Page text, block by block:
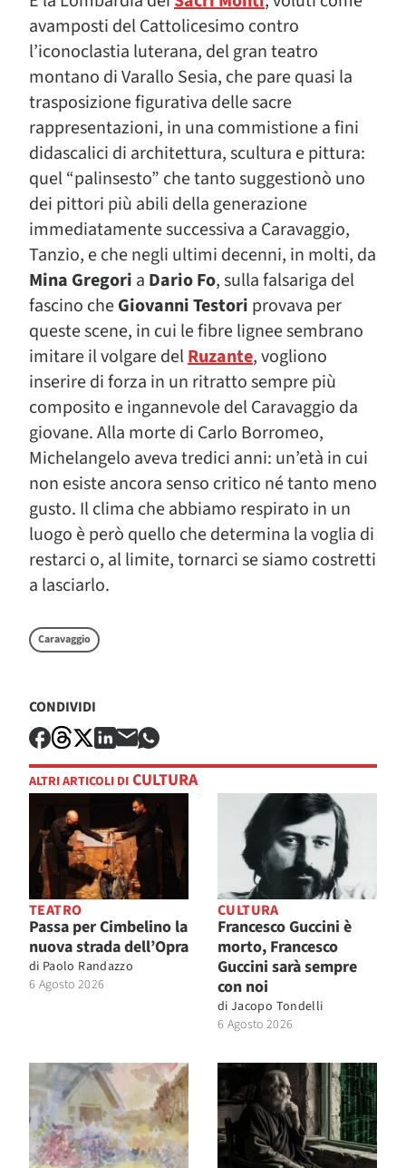
avamposti del Cattolicesimo contro
l’iconoclastia luterana, del gran teatro
montano di Varallo Sesia, che pare quasi la
trasposizione figurativa delle sacre
rappresentazioni, in una commistione a fini
didascalici di architettura, scultura e pittura:
quel “palinsesto” che tanto suggestionò uno
dei pittori più abili della generazione
immediatamente successiva a Caravaggio,
Tanzio, e che negli ultimi decenni, in molti, da
Mina Gregori a Dario Fo, sulla falsariga del
fascino cheGiovanni Testori provava per
queste scene, in cui le fibre lignee sembrano
imitare il volgare delRuzante, vogliono
inserire di forza in un ritratto sempre più
composito e ingannevole del Caravaggio da
giovane. Alla morte di Carlo Borromeo,
Michelangelo aveva tredici anni: un’età in cui
non esiste ancora senso critico né tanto meno
gusto. Il clima che abbiamo respirato in un
luogo è però quello che determina la voglia di
restarci o, al limite, tornarci se siamo costretti
a lasciarlo.
Caravaggio
CONDIVIDI
ALTRI ARTICOLI DI CULTURA
TEATRO
Passa per Cimbelino la
nuova strada dell’Opra
di Paolo Randazzo
6 Agosto 2026
CULTURA
Francesco Guccini è
morto, Francesco
Guccini sarà sempre
con noi
di Jacopo Tondelli
6 Agosto 2026